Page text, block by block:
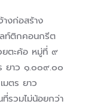
างก่อสร้าง
ท์ติกคอนกรีต
ตะค้อ หมู่ที่ ๙
ยาว ๑.๐๐๙.๐๐
ตร ยาว
รวมไม่น้อยกว่า